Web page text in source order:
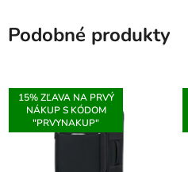
Podobné produkty
15% ZĽAVA NA PRVÝ
NÁKUP S KÓDOM
"PRVYNAKUP"